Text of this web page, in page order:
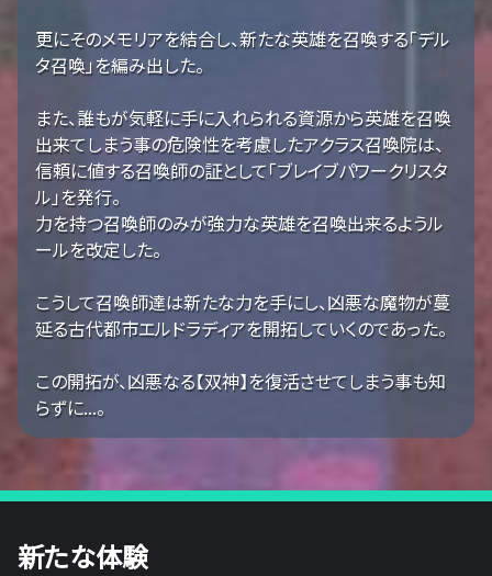
更にそのメモリアを結合し、新たな英雄を召喚する「デル
タ召喚」を編み出した。
また、誰もが気軽に手に入れられる資源から英雄を召喚
出来てしまう事の危険性を考慮したアクラス召喚院は、
信頼に値する召喚師の証として「ブレイブパワークリスタ
ル」を発行。
力を持つ召喚師のみが強力な英雄を召喚出来るようル
ールを改定した。
こうして召喚師達は新たな力を手にし、凶悪な魔物が蔓
延る古代都市エルドラディアを開拓していくのであった。
この開拓が、凶悪なる【双神】を復活させてしまう事も知
らずに...。
新たな体験